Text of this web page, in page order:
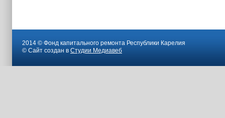
2014 © Фонд капитального ремонта Республики Карелия
© Сайт создан в Студии Медиавеб